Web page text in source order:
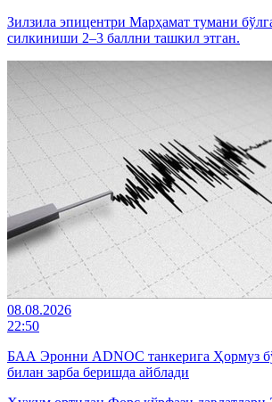
Зилзила эпицентри Марҳамат тумани
силкиниши 2–3 баллни ташкил этган.
08.08.2026
22:50
БАА Эронни ADNOC танкерига Ҳормуз
билан зарба беришда айблади